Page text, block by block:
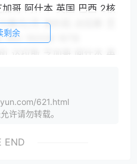
哥 阿什本 英国 巴西 2核
美元/月 洛杉矶 达拉斯 芝
160GB 16TB
达拉斯 芝加哥 阿什本 英
英国 巴西 4核 32G
/月 洛杉矶 达拉斯 芝加
，可选
剩余
621.html
许请勿转载。
END